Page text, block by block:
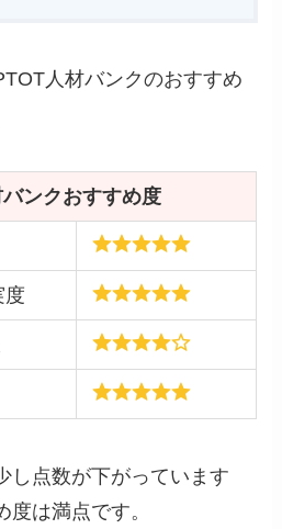
人材バンクのおすすめ
ンクおすすめ度
度
し点数が下がっています
は満点です。